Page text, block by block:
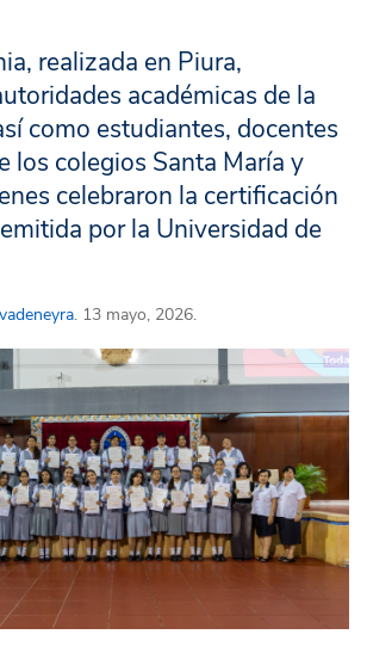
realizada en Piura,
académicas de la
como estudiantes, docentes
los colegios Santa María y
celebraron la certificación
por la Universidad de
. 13 mayo, 2026.